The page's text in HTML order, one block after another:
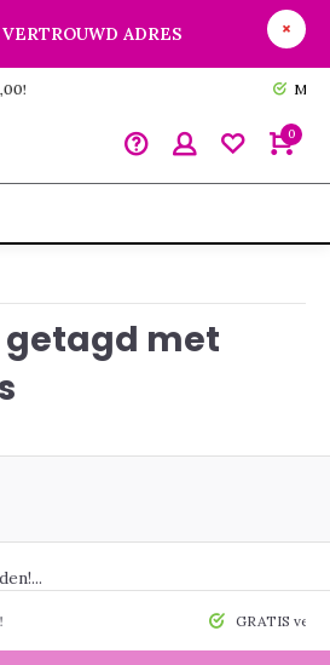
ADRES
€ 25,00!
0
getagd met
GRATIS